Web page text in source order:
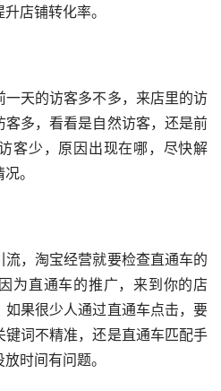
店铺转化率。
天的访客多不多，来店里的访
多，看看是自然访客，还是前
客少，原因出现在哪，尽快解
。
，淘宝经营就要检查直通车的
为直通车的推广，来到你的店
果很少人通过直通车点击，要
词不精准，还是直通车匹配手
时间有问题。